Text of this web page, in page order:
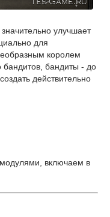
улучшает
для
королем
бандиты - до
действительно
включаем в